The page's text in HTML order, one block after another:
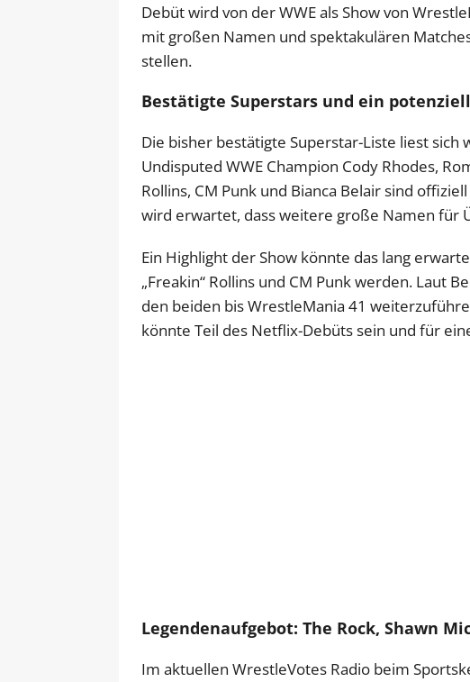
Debüt wird von der WWE als Show von
mit großen Namen und spektakulären
stellen.
Bestätigte Superstars und ein
Die bisher bestätigte Superstar-Liste liest sich
Undisputed WWE Champion Cody Rhodes,
Rollins, CM Punk und Bianca Belair sind
wird erwartet, dass weitere große Namen für
Ein Highlight der Show könnte das lang
„Freakin“ Rollins und CM Punk werden. Laut
den beiden bis WrestleMania 41
könnte Teil des Netflix-Debüts sein und für
Legendenaufgebot: The Rock, Shawn
Im aktuellen WrestleVotes Radio beim